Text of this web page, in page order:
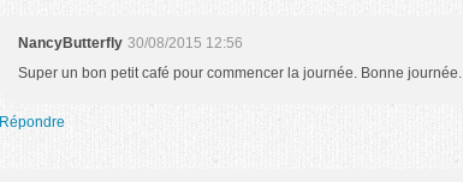
NancyButterfly 30/08/2015 12:56
Super un bon petit café pour commencer la journée. Bonne journée.
Répondre